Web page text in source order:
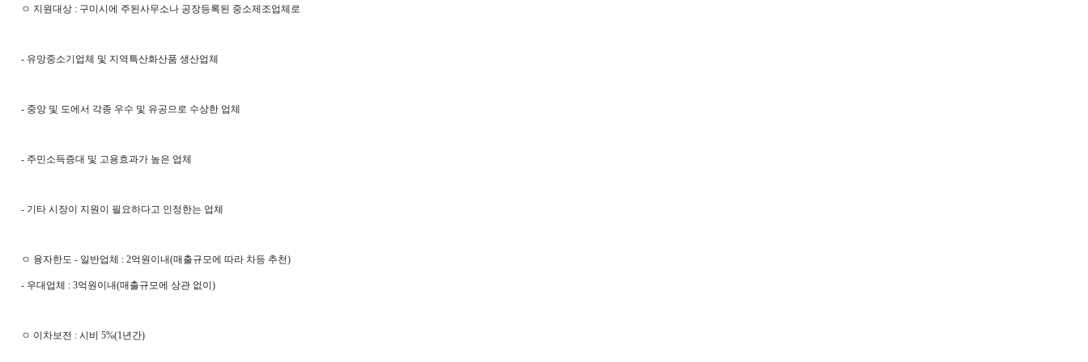
ㅇ 지원대상 : 구미시에 주된사무소나 공장등록된 중소제조업체로
- 유망중소기업체 및 지역특산화산품 생산업체
- 중앙 및 도에서 각종 우수 및 유공으로 수상한 업체
- 주민소득증대 및 고용효과가 높은 업체
- 기타 시장이 지원이 필요하다고 인정한는 업체
ㅇ 융자한도 - 일반업체 : 2억원이내(매출규모에 따라 차등 추천)
- 우대업체 : 3억원이내(매출규모에 상관 없이)
ㅇ 이차보전 : 시비 5%(1년간)